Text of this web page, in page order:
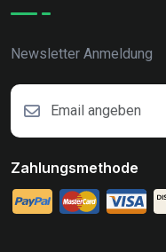
Newsletter Anmeldung
Zahlungsmethode